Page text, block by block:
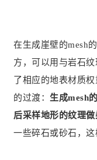
在生成崖壁的mesh
方，可以用与岩石
了相应的地表材质
的过渡： 生成mesh
后采样地形的纹理做
一些碎石或砂石，这